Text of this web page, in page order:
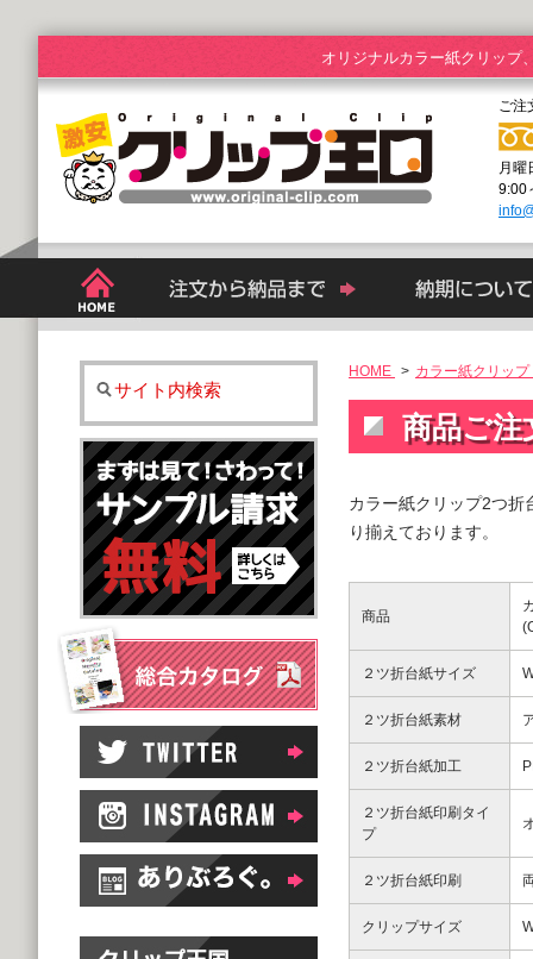
オリジナルカラー紙クリッ
ご注
月曜
9:00
HOME > カラー紙クリッ
商品ご注
カラー紙クリップ2つ折
り揃えております。
商品
２ツ折台紙サイズ
２ツ折台紙素材
２ツ折台紙加工
２ツ折台紙印刷タイ
プ
２ツ折台紙印刷
クリップサイズ
サイト内検索